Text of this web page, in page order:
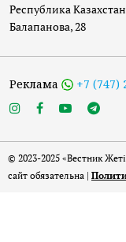
Республика
Балапанова, 28
Реклама +7 (747)
© 2023-2025 «Вестник
сайт обязательна |